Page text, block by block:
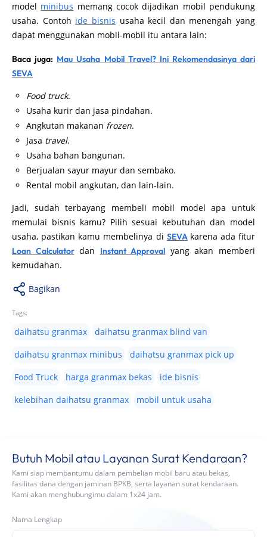
model minibus memang cocok dijadikan mobil pendukung
usaha. Contoh ide bisnis usaha kecil dan menengah yang
dapat menggunakan mobil-mobil itu antara lain:
Baca juga: Mau Usaha Mobil Travel? Ini Rekomendasinya dari
SEVA
Food truck.
Usaha kurir dan jasa pindahan.
Angkutan makanan frozen.
Jasa travel.
Usaha bahan bangunan.
Berjualan sayur mayur dan sembako.
Rental mobil angkutan, dan lain-lain.
Jadi, sudah terbayang membeli mobil model apa untuk
memulai bisnis kamu? Pilih sesuai kebutuhan dan model
usaha, pastikan kamu membelinya di SEVA karena ada fitur
Loan Calculatordan Instant Approval yang akan memberi
kemudahan.
Bagikan
Tags:
daihatsu granmax
daihatsu granmax blind van
daihatsu granmax minibus
daihatsu granmax pick up
Food Truck
harga granmax bekas
ide bisnis
kelebihan daihatsu granmax
mobil untuk usaha
Butuh Mobil atau Layanan Surat Kendaraan?
Kami siap membantumu dalam pembelian mobil baru atau bekas,
fasilitas dana dengan jaminan BPKB, serta layanan surat kendaraan.
Kami akan menghubungimu dalam 1x24 jam.
Nama Lengkap